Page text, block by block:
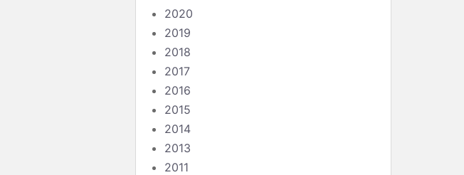
2020
2019
2018
2017
2016
2015
2014
2013
2011